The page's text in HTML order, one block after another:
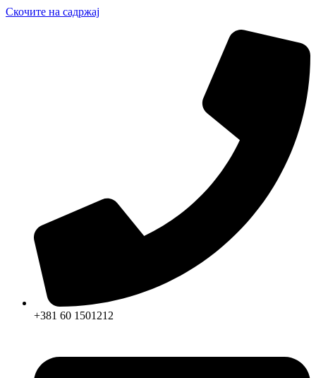
Скочите на садржај
+381 60 1501212